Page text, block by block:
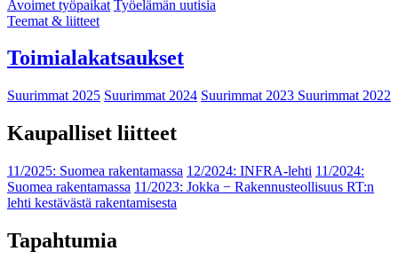
Avoimet työpaikat Työelämän uutisia
Teemat & liitteet
Toimialakatsaukset
Suurimmat 2025 Suurimmat 2024 Suurimmat 2023 Suurimmat 2022
Kaupalliset liitteet
11/2025: Suomea rakentamassa 12/2024: INFRA-lehti 11/2024:
Suomea rakentamassa 11/2023: Jokka − Rakennusteollisuus RT:n
lehti kestävästä rakentamisesta
Tapahtumia